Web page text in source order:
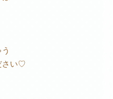
さい♡